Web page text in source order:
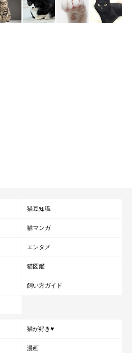
猫豆知識
猫マンガ
エンタメ
猫図鑑
飼い方ガイド
猫が好き♥
漫画